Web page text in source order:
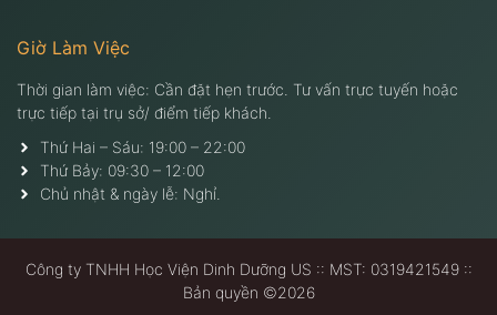
Giờ Làm Việc
Thời gian làm việc: Cần đặt hẹn trước. Tư vấn trực tuyến hoặc
trực tiếp tại trụ sở/ điểm tiếp khách.
Thứ Hai – Sáu: 19:00 – 22:00
Thứ Bảy: 09:30 – 12:00
Chủ nhật & ngày lễ: Nghỉ.
Công ty TNHH Học Viện Dinh Dưỡng US :: MST: 0319421549 ::
Bản quyền ©2026